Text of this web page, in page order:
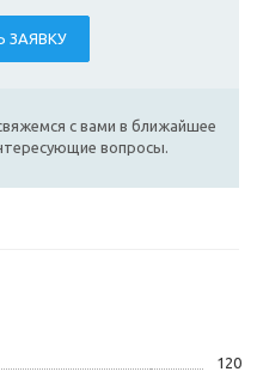
ЗАЯВКУ
с вами в ближайшее
вопросы.
120